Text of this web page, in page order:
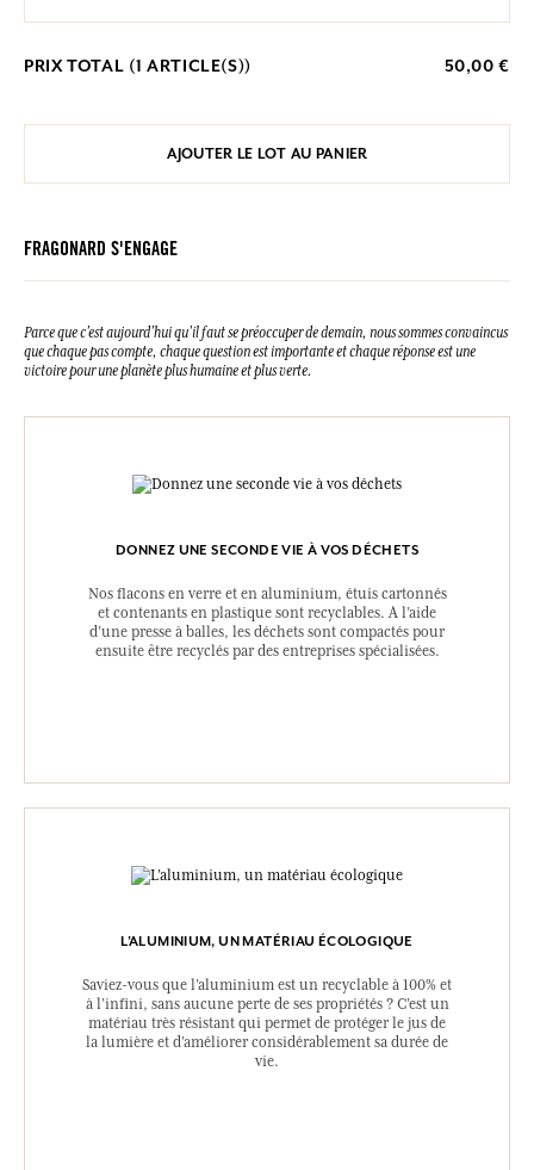
PRIX TOTAL (1 ARTICLE(S)) 50,00 €
AJOUTER LE LOT AU PANIER
FRAGONARD S'ENGAGE
Parce que c’est aujourd’hui qu’il faut se préoccuper de demain, nous sommes convaincus
que chaque pas compte, chaque question est importante et chaque réponse est une
victoire pour une planète plus humaine et plus verte.
DONNEZ UNE SECONDE VIE À VOS DÉCHETS
Nos flacons en verre et en aluminium, étuis cartonnés
et contenants en plastique sont recyclables. A l’aide
d’une presse à balles, les déchets sont compactés pour
ensuite être recyclés par des entreprises spécialisées.
L’ALUMINIUM, UN MATÉRIAU ÉCOLOGIQUE
Saviez-vous que l’aluminium est un recyclable à 100% et
à l’infini, sans aucune perte de ses propriétés ? C’est un
matériau très résistant qui permet de protéger le jus de
la lumière et d’améliorer considérablement sa durée de
vie.